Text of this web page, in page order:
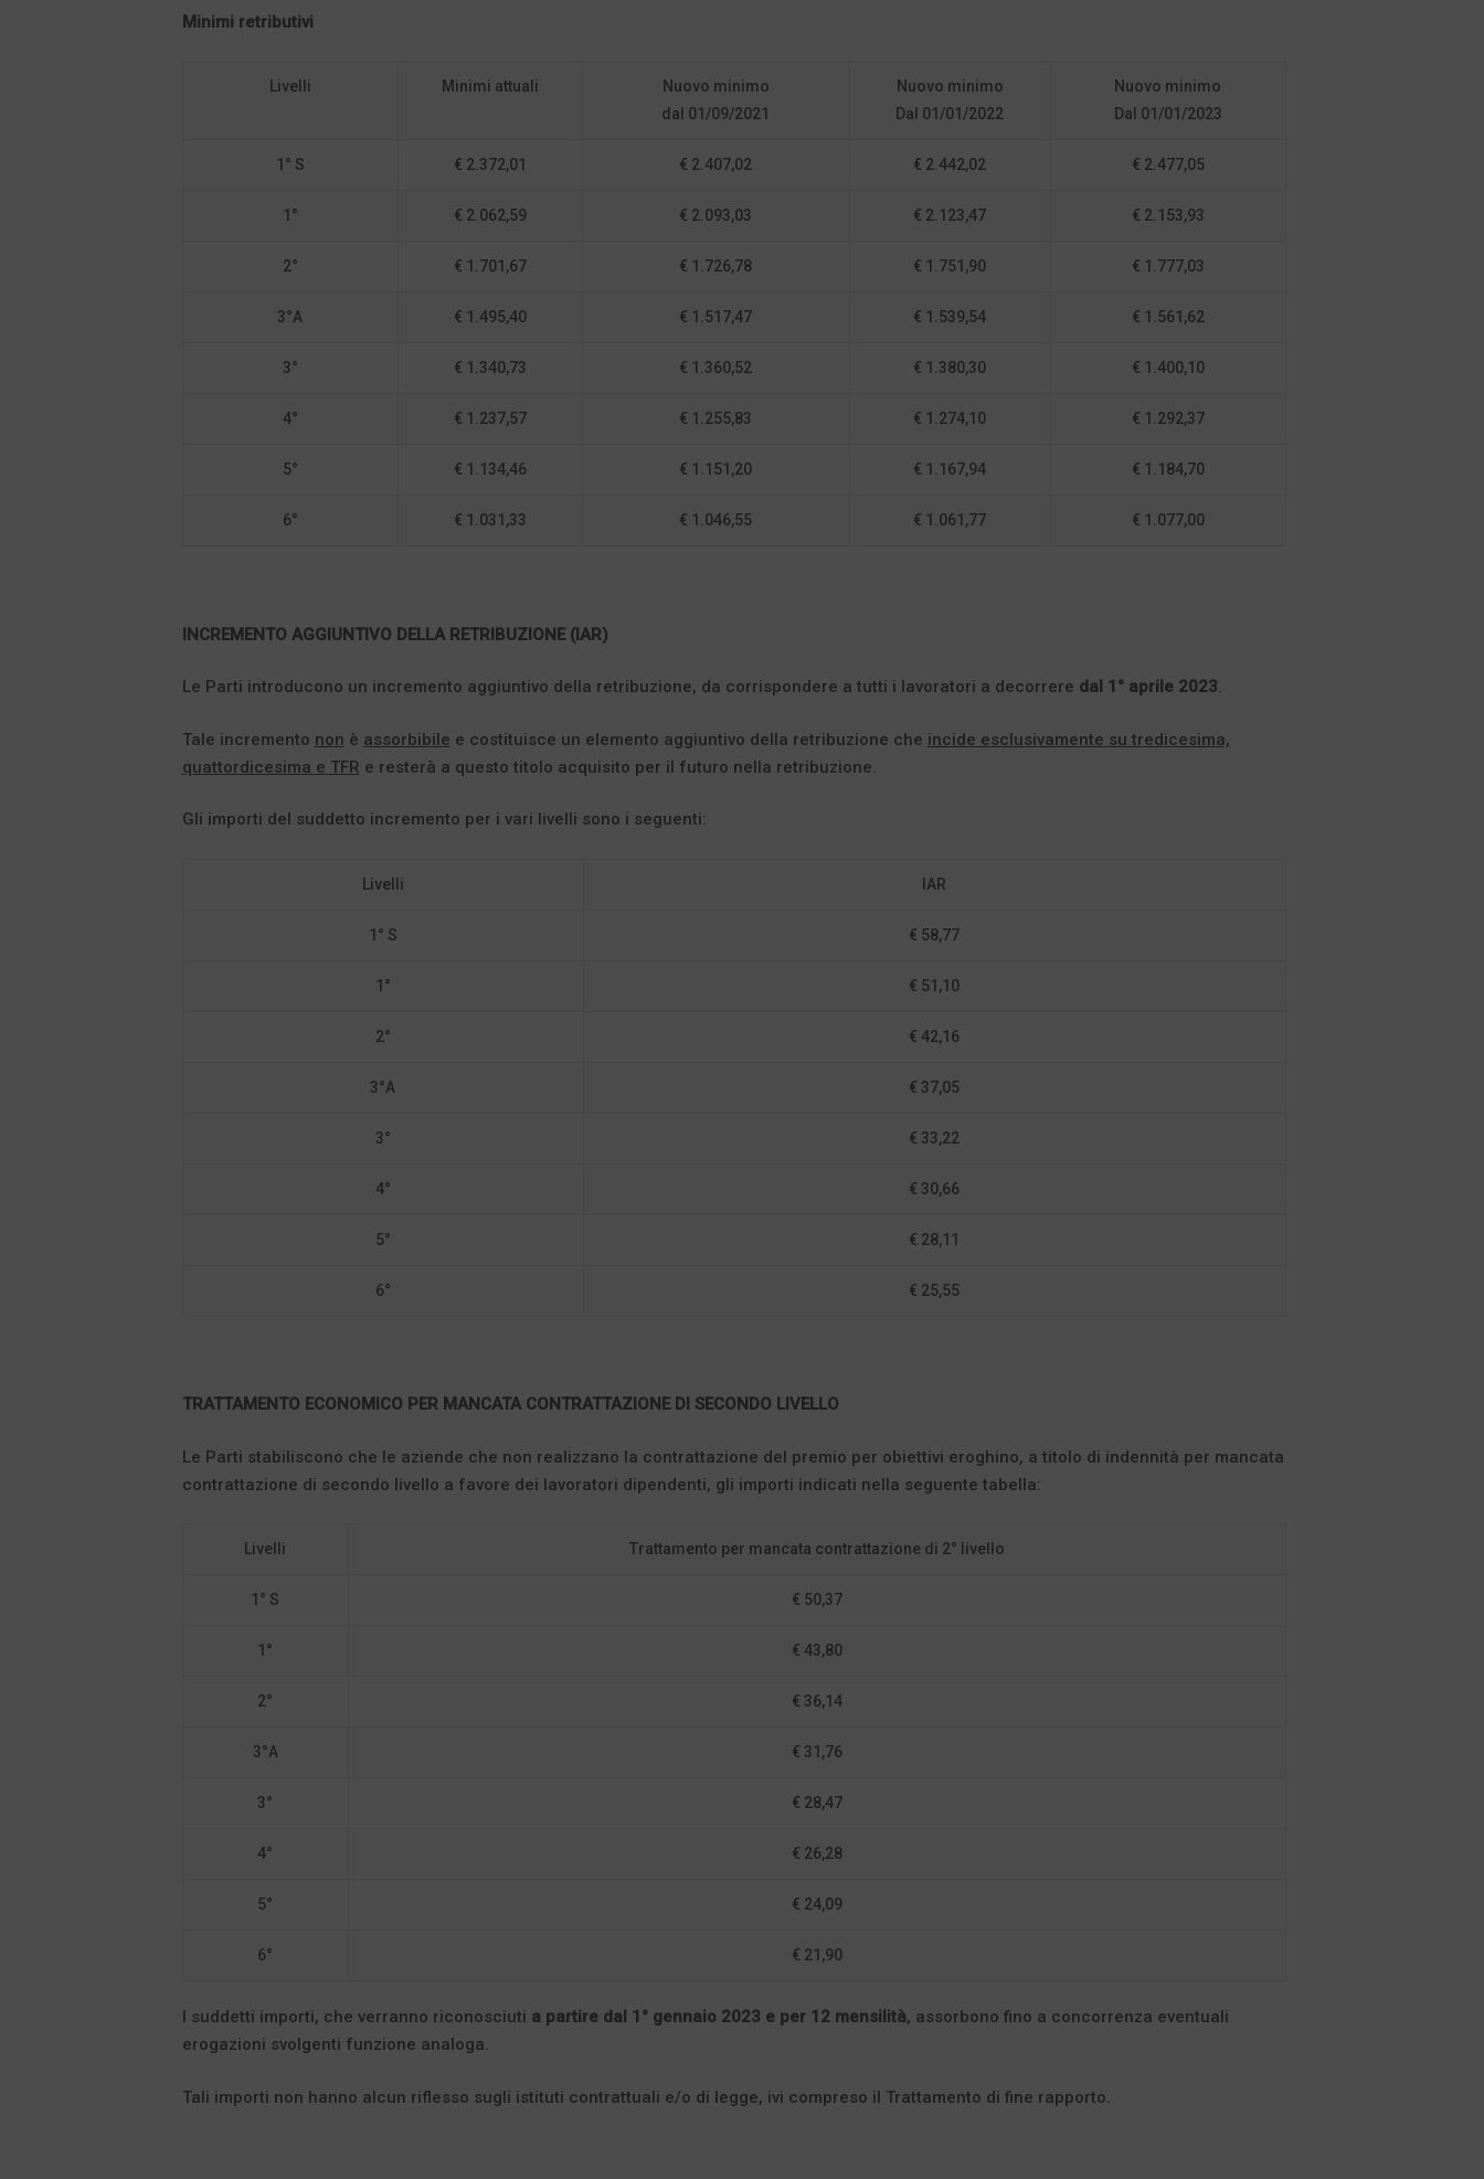
Minimi retributivi
Livelli Minimi attuali
Nuovo minimo
dal 01/09/2021
Nuovo minimo
Dal 01/01/2022
Nuovo minimo
Dal 01/01/2023
1° S € 2.372,01 € 2.407,02 € 2.442,02 € 2.477,05
1° € 2.062,59 € 2.093,03 € 2.123,47 € 2.153,93
2° € 1.701,67 € 1.726,78 € 1.751,90 € 1.777,03
3°A € 1.495,40 € 1.517,47 € 1.539,54 € 1.561,62
3° € 1.340,73 € 1.360,52 € 1.380,30 € 1.400,10
4° € 1.237,57 € 1.255,83 € 1.274,10 € 1.292,37
5° € 1.134,46 € 1.151,20 € 1.167,94 € 1.184,70
6° € 1.031,33 € 1.046,55 € 1.061,77 € 1.077,00
INCREMENTO AGGIUNTIVO DELLA RETRIBUZIONE (IAR)
Le Parti introducono un incremento aggiuntivo della retribuzione, da corrispondere a tutti i lavoratori a decorrere dal 1° aprile 2023.
Tale incremento non è assorbibile e costituisce un elemento aggiuntivo della retribuzione che incide esclusivamente su tredicesima,
quattordicesima e TFR e resterà a questo titolo acquisito per il futuro nella retribuzione.
Gli importi del suddetto incremento per i vari livelli sono i seguenti:
Livelli IAR
1° S € 58,77
1° € 51,10
2° € 42,16
3°A € 37,05
3° € 33,22
4° € 30,66
5° € 28,11
6° € 25,55
TRATTAMENTO ECONOMICO PER MANCATA CONTRATTAZIONE DI SECONDO LIVELLO
Le Parti stabiliscono che le aziende che non realizzano la contrattazione del premio per obiettivi eroghino, a titolo di indennità per mancata
contrattazione di secondo livello a favore dei lavoratori dipendenti, gli importi indicati nella seguente tabella:
Livelli Trattamento per mancata contrattazione di 2° livello
1° S € 50,37
1° € 43,80
2° € 36,14
3°A € 31,76
3° € 28,47
4° € 26,28
5° € 24,09
6° € 21,90
I suddetti importi, che verranno riconosciuti a partire dal 1° gennaio 2023 e per 12 mensilità, assorbono fino a concorrenza eventuali
erogazioni svolgenti funzione analoga.
Tali importi non hanno alcun riflesso sugli istituti contrattuali e/o di legge, ivi compreso il Trattamento di fine rapporto.